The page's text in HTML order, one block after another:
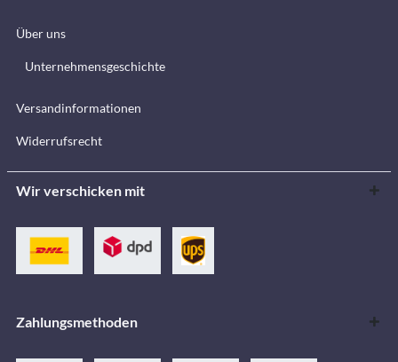
Über uns
Unternehmensgeschichte
Versandinformationen
Widerrufsrecht
Wir verschicken mit
Zahlungsmethoden